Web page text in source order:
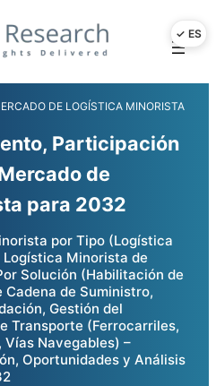
DE LOGÍSTICA MINORISTA
Participación
de
para 2032
por Tipo (Logística
Minorista de
Solución (Habilitación de
de Suministro,
Gestión del
Transporte (Ferrocarriles,
Navegables) –
Oportunidades y Análisis